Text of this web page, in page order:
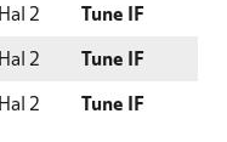
Hal 2 Tune IF
Hal 2 Tune IF
Hal 2 Tune IF